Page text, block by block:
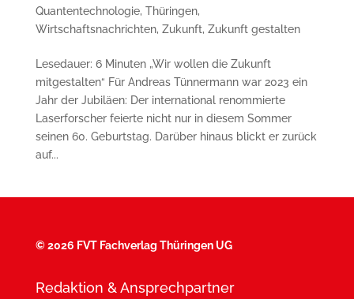
Quantentechnologie, Thüringen,
Wirtschaftsnachrichten, Zukunft, Zukunft gestalten
Lesedauer: 6 Minuten „Wir wollen die Zukunft
mitgestalten“ Für Andreas Tünnermann war 2023 ein
Jahr der Jubiläen: Der international renommierte
Laserforscher feierte nicht nur in diesem Sommer
seinen 60. Geburtstag. Darüber hinaus blickt er zurück
auf...
©2026 FVT Fachverlag Thüringen UG
Redaktion & Ansprechpartner